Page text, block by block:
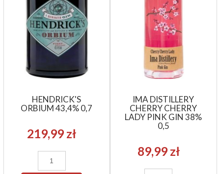
HENDRICK'S
ORBIUM 43,4% 0,7
219,99 zł
IMA DISTILLERY
CHERRY CHERRY
LADY PINK GIN 38%
0,5
89,99 zł